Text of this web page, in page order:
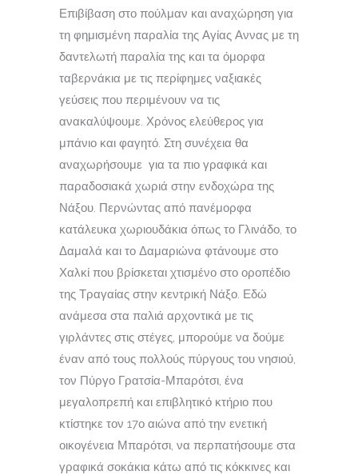
Επιβίβαση στο πούλμαν και αναχώρηση για
τη φημισμένη παραλία της Αγίας Αννας με τη
δαντελωτή παραλία της και τα όμορφα
ταβερνάκια με τις περίφημες ναξιακές
γεύσεις που περιμένουν να τις
ανακαλύψουμε. Χρόνος ελεύθερος για
μπάνιο και φαγητό. Στη συνέχεια θα
αναχωρήσουμε για τα πιο γραφικά και
παραδοσιακά χωριά στην ενδοχώρα της
Νάξου. Περνώντας από πανέμορφα
κατάλευκα χωριουδάκια όπως το Γλινάδο, το
Δαμαλά και το Δαμαριώνα φτάνουμε στο
Χαλκί που βρίσκεται χτισμένο στο οροπέδιο
της Τραγαίας στην κεντρική Νάξο. Εδώ
ανάμεσα στα παλιά αρχοντικά με τις
γιρλάντες στις στέγες, μπορούμε να δούμε
έναν από τους πολλούς πύργους του νησιού,
τον Πύργο Γρατσία-Μπαρότσι, ένα
μεγαλοπρεπή και επιβλητικό κτήριο που
κτίστηκε τον 17ο αιώνα από την ενετική
οικογένεια Μπαρότσι, να περπατήσουμε στα
γραφικά σοκάκια κάτω από τις κόκκινες και